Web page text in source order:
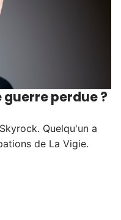
perdue ?
Quelqu'un a
de La Vigie.